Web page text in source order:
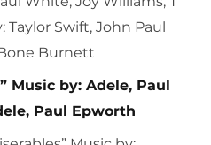
Swift, John Paul
Burnett
Music by: Adele, Paul
Paul Epworth